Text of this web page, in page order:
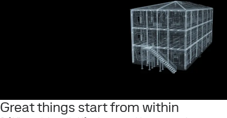
Great things start from within